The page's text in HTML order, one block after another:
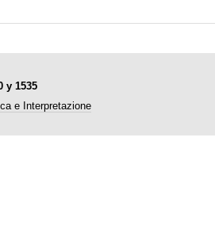
y 1535
e Interpretazione